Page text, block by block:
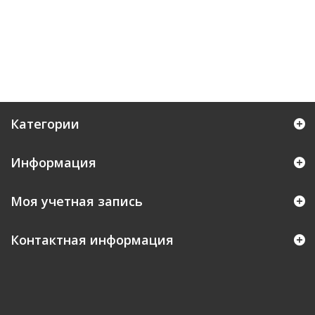
Категории
Информация
Моя учетная запись
Контактная информация